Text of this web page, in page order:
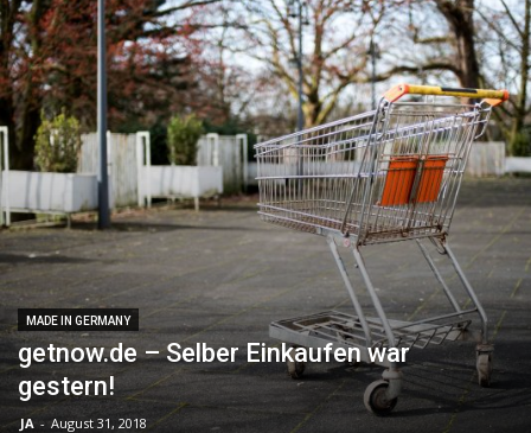
MADE IN GERMANY
getnow.de – Selber Einkaufen war
gestern!
JA - August 31, 2018